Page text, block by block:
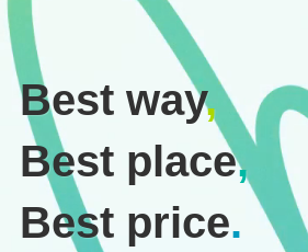
Best way,
Best place,
Best price.